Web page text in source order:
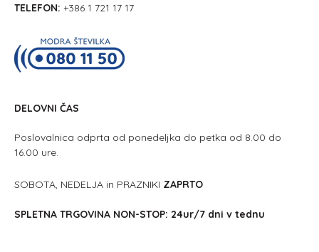
TELEFON: +386 1 721 17 17
DELOVNI ČAS
Poslovalnica odprta od ponedeljka do petka od 8.00 do
16.00 ure.
SOBOTA, NEDELJA in PRAZNIKI ZAPRTO
SPLETNA TRGOVINA NON-STOP: 24ur/7 dni v tednu